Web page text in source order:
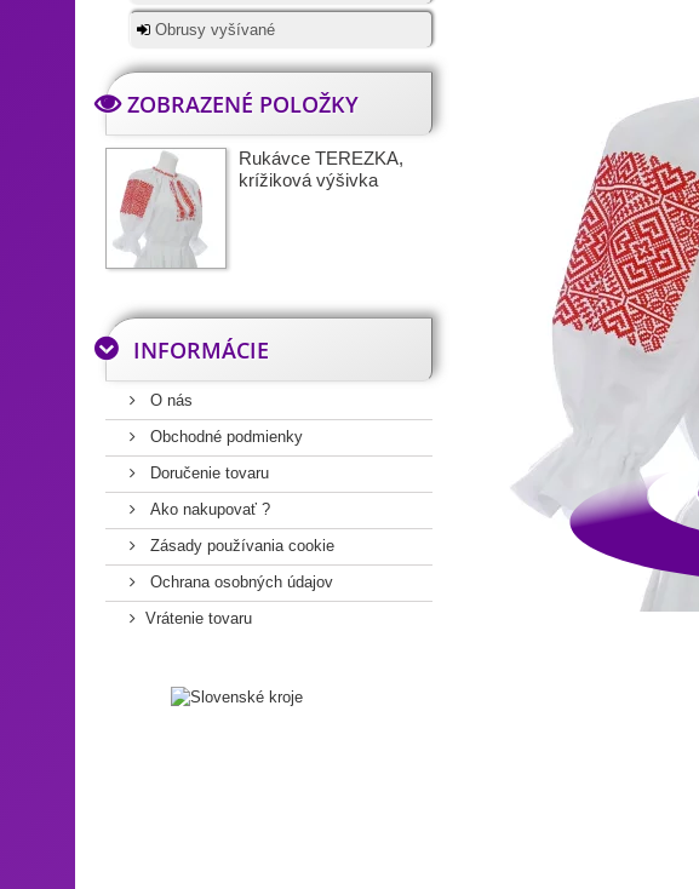
Obrusy vyšívané
ZOBRAZENÉ POLOŽKY
Rukávce TEREZKA,
krížiková výšivka
INFORMÁCIE
O nás
Obchodné podmienky
Doručenie tovaru
Ako nakupovať ?
Zásady používania cookie
Ochrana osobných údajov
Vrátenie tovaru